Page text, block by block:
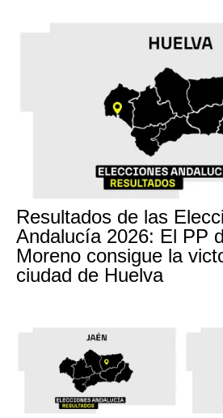
Resultados de las
Andalucía 2026: El PP
Moreno consigue la
ciudad de Huelva